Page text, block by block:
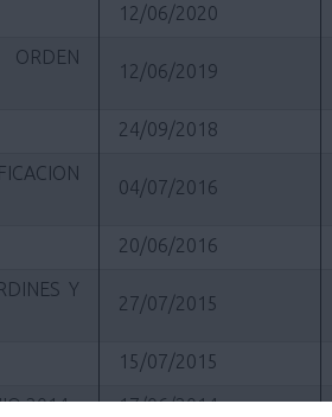
12/06/2020
ORDEN
12/06/2019
24/09/2018
04/07/2016
20/06/2016
Y
27/07/2015
15/07/2015
2014 17/06/2014